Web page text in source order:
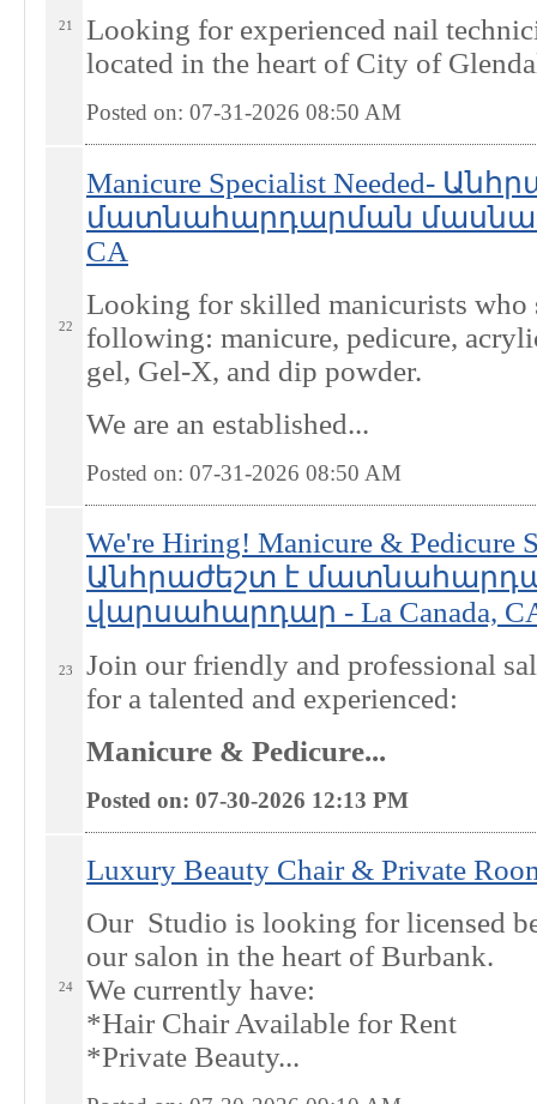
21
Looking for experienced nail
located in the heart of City of
Posted on: 07-31-2026 08:50 AM
22
Manicure Specialist Needed-
մատնահարդարման
CA
Looking for skilled manicurists who
following: manicure, pedicure,
gel, Gel-X, and dip powder.
We are an established...
Posted on: 07-31-2026 08:50 AM
23
We're Hiring! Manicure & Pedicure
Անհրաժեշտ է
վարսահարդար - La Canada,
Join our friendly and professional
for a talented and experienced:
Manicure & Pedicure...
Posted on: 07-30-2026 12:13 PM
24
Luxury Beauty Chair & Private
Our Studio is looking for licensed
our salon in the heart of Burbank.
We currently have:
*Hair Chair Available for Rent
*Private Beauty...